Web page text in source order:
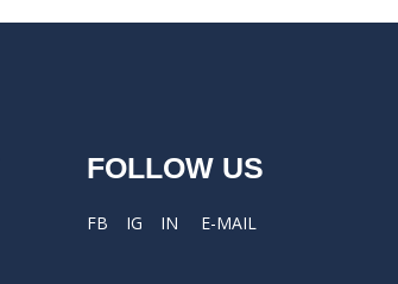
FOLLOW US
FB IG IN E-MAIL